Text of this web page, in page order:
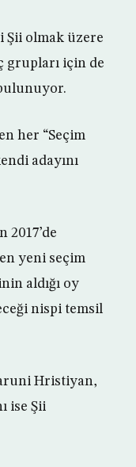
Şii olmak üzere
grupları için de
her “Seçim
adayını
yeni seçim
aldığı oy
nispi temsil
Hristiyan,
ise Şii